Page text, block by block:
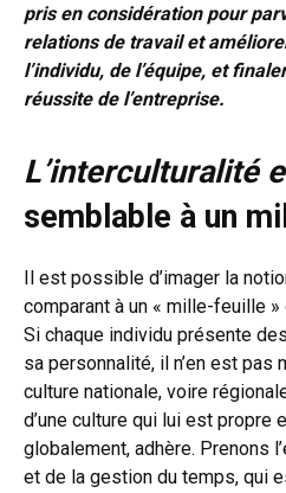
pris en considération pour
relations de travail et
l’individu, de l’équipe, et
réussite de l’entreprise.
L’interculturalité
semblable à un
Il est possible d’imager la
comparant à un « mille-feuille
Si chaque individu présente
sa personnalité, il n’en est pas
culture nationale, voire
d’une culture qui lui est propre
globalement, adhère. Prenons
et de la gestion du temps, qui